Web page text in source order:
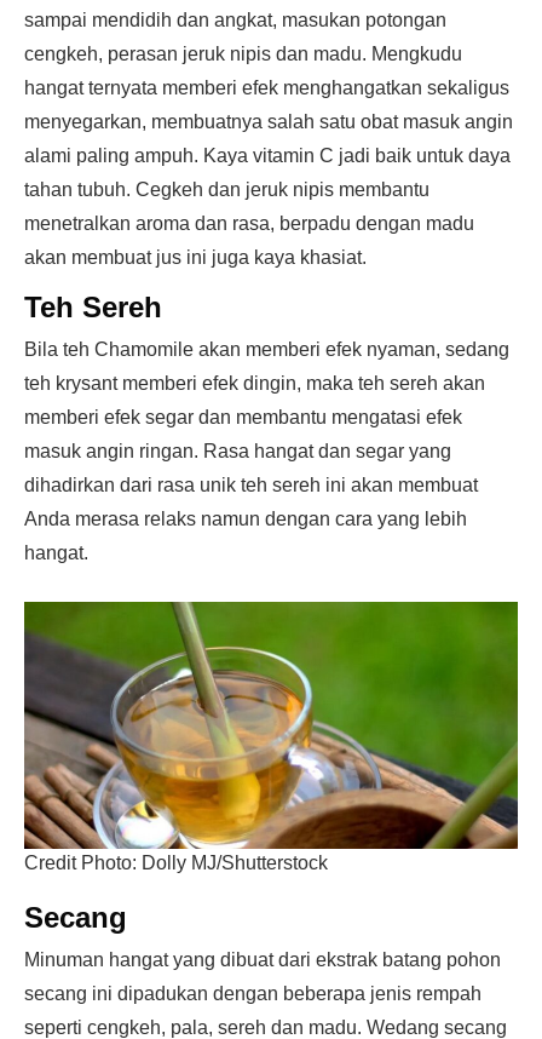
sampai mendidih dan angkat, masukan potongan
cengkeh, perasan jeruk nipis dan madu. Mengkudu
hangat ternyata memberi efek menghangatkan sekaligus
menyegarkan, membuatnya salah satu obat masuk angin
alami paling ampuh. Kaya vitamin C jadi baik untuk daya
tahan tubuh. Cegkeh dan jeruk nipis membantu
menetralkan aroma dan rasa, berpadu dengan madu
akan membuat jus ini juga kaya khasiat.
Teh Sereh
Bila teh Chamomile akan memberi efek nyaman, sedang
teh krysant memberi efek dingin, maka teh sereh akan
memberi efek segar dan membantu mengatasi efek
masuk angin ringan. Rasa hangat dan segar yang
dihadirkan dari rasa unik teh sereh ini akan membuat
Anda merasa relaks namun dengan cara yang lebih
hangat.
Credit Photo: Dolly MJ/Shutterstock
Secang
Minuman hangat yang dibuat dari ekstrak batang pohon
secang ini dipadukan dengan beberapa jenis rempah
seperti cengkeh, pala, sereh dan madu. Wedang secang